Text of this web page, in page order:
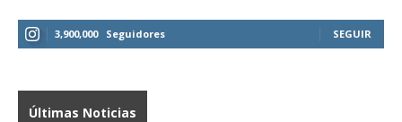
3,900,000 Seguidores SEGUIR
Últimas Noticias